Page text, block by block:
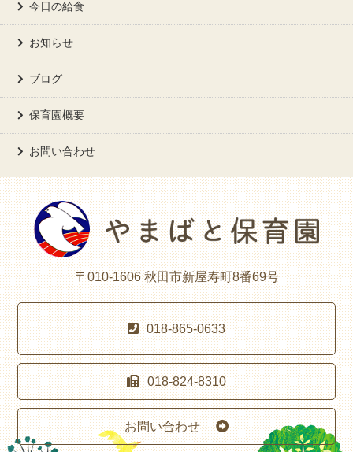
今日の給食
お知らせ
ブログ
保育園概要
お問い合わせ
〒010-1606 秋田市新屋寿町8番69号
018-865-0633
018-824-8310
お問い合わせ